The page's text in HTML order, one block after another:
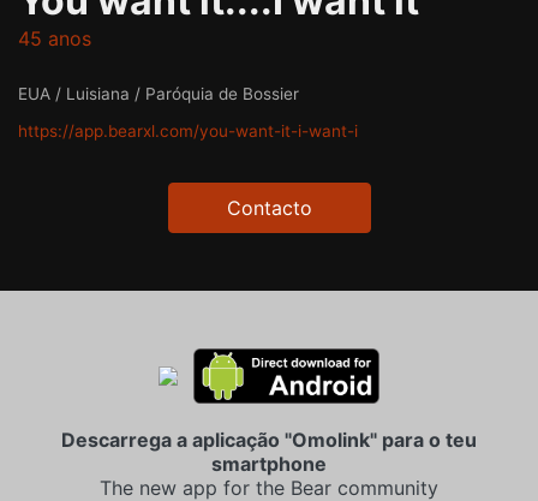
45 anos
EUA / Luisiana / Paróquia de Bossier
https://app.bearxl.com/you-want-it-i-want-i
Contacto
Descarrega a aplicação "Omolink" para o teu
smartphone
The new app for the Bear community